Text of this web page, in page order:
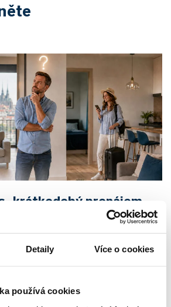
Detaily Více o cookies
používá cookies
krátkodobý pronájem
se investorovi více
ke správě nemovitosti i daně.